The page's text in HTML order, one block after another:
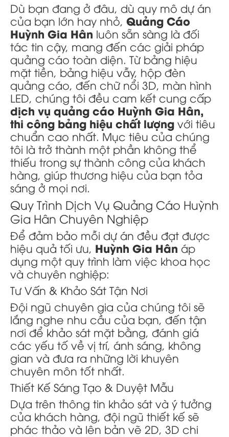
Dù bạn đang ở đâu, dù quy mô dự án
của bạn lớn hay nhỏ, Quảng Cáo
Huỳnh Gia Hân luôn sẵn sàng là đối
tác tin cậy, mang đến các giải pháp
quảng cáo toàn diện. Từ bảng hiệu
mặt tiền, bảng hiệu vẫy, hộp đèn
quảng cáo, đến chữ nổi 3D, màn hình
LED, chúng tôi đều cam kết cung cấp
dịch vụ quảng cáo Huỳnh Gia Hân,
thi công bảng hiệu chất lượng với tiêu
chuẩn cao nhất. Mục tiêu của chúng
tôi là trở thành một phần không thể
thiếu trong sự thành công của khách
hàng, giúp thương hiệu của bạn tỏa
sáng ở mọi nơi.
Quy Trình Dịch Vụ Quảng Cáo Huỳnh
Gia Hân Chuyên Nghiệp
Để đảm bảo mỗi dự án đều đạt được
hiệu quả tối ưu, Huỳnh Gia Hân áp
dụng một quy trình làm việc khoa học
và chuyên nghiệp:
Tư Vấn & Khảo Sát Tận Nơi
Đội ngũ chuyên gia của chúng tôi sẽ
lắng nghe nhu cầu của bạn, đến tận
nơi để khảo sát mặt bằng, đánh giá
các yếu tố về vị trí, ánh sáng, không
gian và đưa ra những lời khuyên
chuyên môn tốt nhất.
Thiết Kế Sáng Tạo & Duyệt Mẫu
Dựa trên thông tin khảo sát và ý tưởng
của khách hàng, đội ngũ thiết kế sẽ
phác thảo và lên bản vẽ 2D, 3D chi